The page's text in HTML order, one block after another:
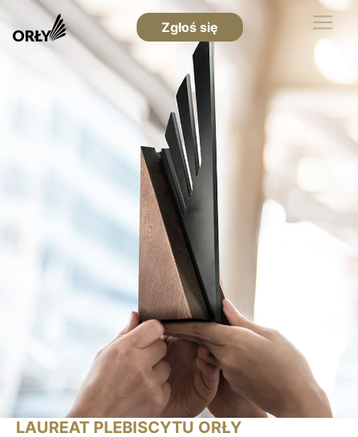
Zgłoś się
LAUREAT PLEBISCYTU ORŁY